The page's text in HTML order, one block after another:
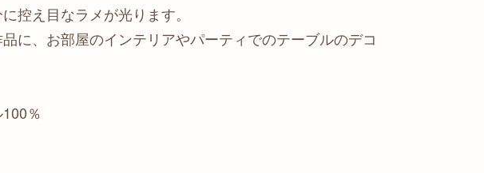
控え目なラメが光ります。
に、お部屋のインテリアやパーティでのテーブルのデコ
％